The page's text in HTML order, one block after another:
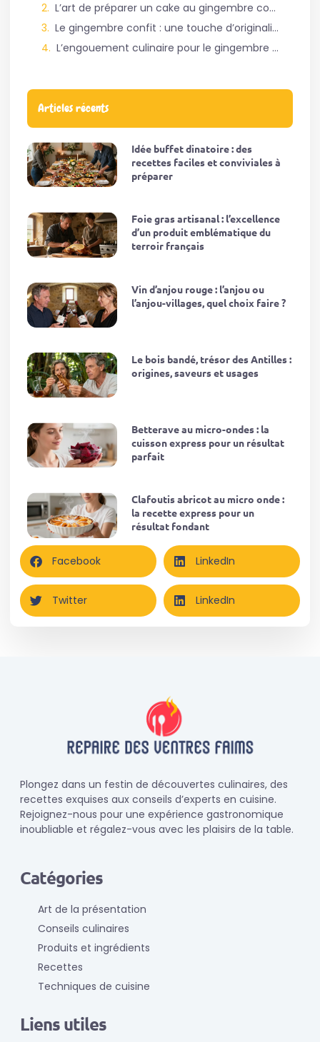
L’art de préparer un cake au gingembre confit
Le gingembre confit : une touche d’originalité dans vos desserts
L’engouement culinaire pour le gingembre confit
Articles récents
Idée buffet dinatoire : des
recettes faciles et conviviales à
préparer
Foie gras artisanal : l’excellence
d’un produit emblématique du
terroir français
Vin d’anjou rouge : l’anjou ou
l’anjou-villages, quel choix faire ?
Le bois bandé, trésor des Antilles :
origines, saveurs et usages
Betterave au micro-ondes : la
cuisson express pour un résultat
parfait
Clafoutis abricot au micro onde :
la recette express pour un
résultat fondant
Facebook LinkedIn
Twitter LinkedIn
Plongez dans un festin de découvertes culinaires, des
recettes exquises aux conseils d’experts en cuisine.
Rejoignez-nous pour une expérience gastronomique
inoubliable et régalez-vous avec les plaisirs de la table.
Catégories
Art de la présentation
Conseils culinaires
Produits et ingrédients
Recettes
Techniques de cuisine
Liens utiles